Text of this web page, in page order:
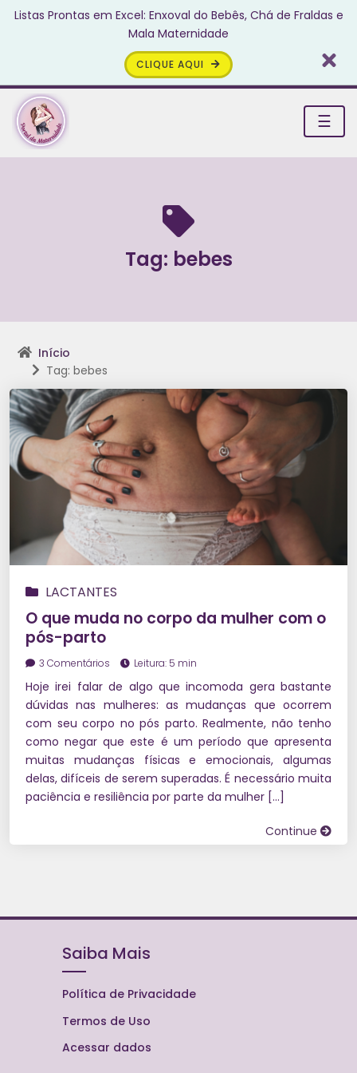
Listas Prontas em Excel: Enxoval do Bebês, Chá de Fraldas e
Mala Maternidade
CLIQUE AQUI
☰
Tag: bebes
Início
Tag: bebes
LACTANTES
O que muda no corpo da mulher com o
pós-parto
3 Comentários Leitura: 5 min
Hoje irei falar de algo que incomoda gera bastante
dúvidas nas mulheres: as mudanças que ocorrem
com seu corpo no pós parto. Realmente, não tenho
como negar que este é um período que apresenta
muitas mudanças físicas e emocionais, algumas
delas, difíceis de serem superadas. É necessário muita
paciência e resiliência por parte da mulher […]
Continue
Saiba Mais
Política de Privacidade
Termos de Uso
Acessar dados